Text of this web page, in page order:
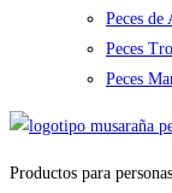
Peces de
Peces
Peces
Productos para